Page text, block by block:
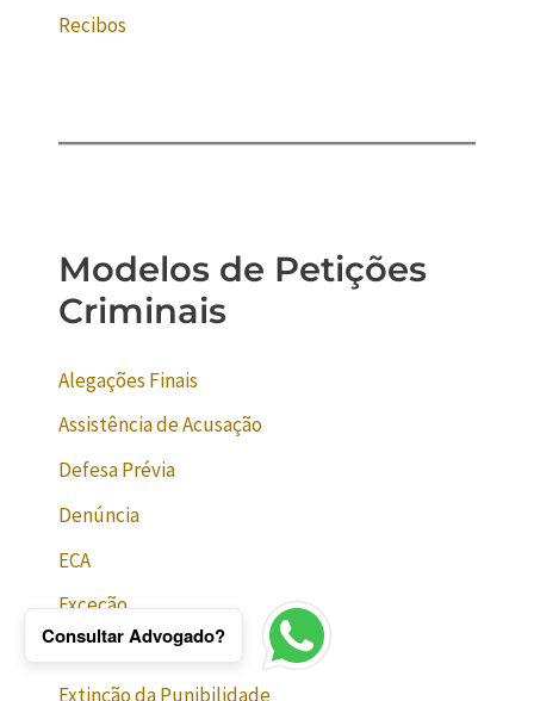
Recibos
Modelos de Petições
Criminais
Alegações Finais
Assistência de Acusação
Defesa Prévia
Denúncia
ECA
Exceção
Execução de Títulos
Extinção da Punibilidade
Consultar Advogado?